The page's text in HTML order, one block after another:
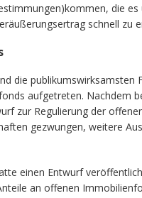
die
schnell zu
die publikumswirksamsten
aufgetreten. Nachdem
zur Regulierung der
gezwungen, weitere
einen Entwurf
an offenen